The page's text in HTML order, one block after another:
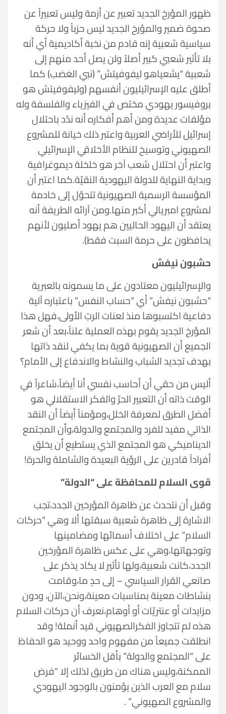
ظهور المؤرخ الجديد تعبير عن أزمة وليس تعبيراً عن
صحوة ضمير والمؤرخ الجديد ليس حزباً ولا حركة
سياسية شعبية إنه قادم من نخبة أكاديمية أي أنه
بلا تأثير شعبي كبير أصلاً ولن يصل أحد منهم إلى
شعبية “يشعياهو ليفوفيتش” (نبي الغضب) كما
أطلق عليه الإسرائيليون أنفسهم (وليفوفيتش هو
بروفيسور يهودي مختص في الفيزياء والفلسفة وله
مؤلفات عديدة ومن أهم أفكاره أنه ندّد باحتلال
إسرائيل للأراضي العربية واعتبر ذلك خيانة للمشروع
الصهيوني وتوسيخ للنظام الأخلاقي الإسرائيلي
واعتبر أن احتلال شعب آخر هو خلخلة ديموغرافية
وبداية النهاية للدولة اليهودية النقيّة.كما اعتبر أن
المؤسسة الرسمية الصهيونية تتحوّل إلى خادمة
لمشروع امبريالي أكبر منها.ومن آرائه الطريفة أنه
يعتقد أن اليهود الحاليين هم يهود أصليون لأنهم
يحافظون على حرمة السبت فقط).
حشبون نيفش
والإسرائيليون معتادون على ما يسمونه بالعبرية
“حشبون نيفش” أي “حساب النفس” باعتباره آلية
دفاعية اكتسبوها منذ لعنات الربّ الأولى،فهل هذا
المؤرخ الجديد يقوم بهذه العملية علناً،بعد أن شعر
الجميع أن الصهيونية قوية بما يكفي لنقد ذاتها
بهدف تجديد الشباب والنشاط والاندفاع إلى الأمام؟
أليس من حقي أن أحاسب نفسي أنا أيضاً،شاعراً في
الوقت ذاته أن التعبير الحرّ والفكر الاستقلالي هو
أفضل الطرق لمعرفة الخلل،ومؤمناً أيضاً أن النقد
الذاتي مفيد للفرد والمجتمع والدولة،وأن المجتمع
الديناميكي هو المجتمع الذي يستطيع أن يخلق
أفراداً قادرين على الرؤية البعيدة والشاملة والحرة!
قوى السلام للمحافظة على “الدولة”
وقبل أن نتحدث عن ظاهرة المؤرخين الجدد،تجب
الاشارة إلى ظاهرة شعبية سبقتها ألا وهي “حركات
السلام” على اختلاف أسمائها ومضامينها
وتوجهاتها،وهي على عكس ظاهرة المؤرخين
الجدد،كانت شعبية،ولها تأثير لا يكاد يذكر على
صانعي القرار السياسي – إلى حدٍ ما،وقامت
بنشاطات معينة بمناسبات معينة،ونحن،الآن، ودون
مزايدات أو عنتريّات أو أوهام،نعرف أن حركات السلام
هذه لم تتجاوز الفكرالصهيوني قيد أنملة! وقد
انطلقت جميعاً من مفهوم واحد ووحيد هو الحفاظ
على “المجتمع والدولة” بأقل الخسائر
الممكنة،وليس هناك من طريق لذلك إلا “فرض
سلام مع العرب الذين يؤمنون بالوجود اليهودي
والمشروع الصهيوني” .